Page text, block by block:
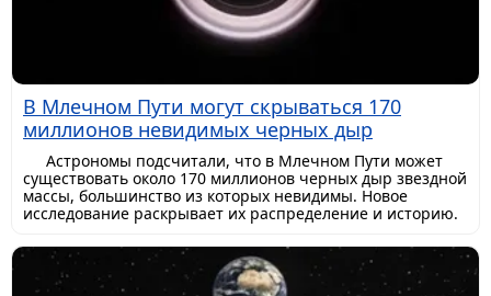
В Млечном Пути могут скрываться 170
миллионов невидимых черных дыр
Астрономы подсчитали, что в Млечном Пути может
существовать около 170 миллионов черных дыр звездной
массы, большинство из которых невидимы. Новое
исследование раскрывает их распределение и историю.